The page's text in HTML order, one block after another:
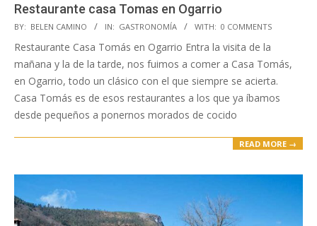
Restaurante casa Tomas en Ogarrio
2018-
11-
BY: BELEN CAMINO IN: GASTRONOMÍA WITH: 0 COMMENTS
Restaurante Casa Tomás en Ogarrio Entra la visita de la
mañana y la de la tarde, nos fuimos a comer a Casa Tomás,
en Ogarrio, todo un clásico con el que siempre se acierta.
Casa Tomás es de esos restaurantes a los que ya íbamos
desde pequeños a ponernos morados de cocido
READ MORE →